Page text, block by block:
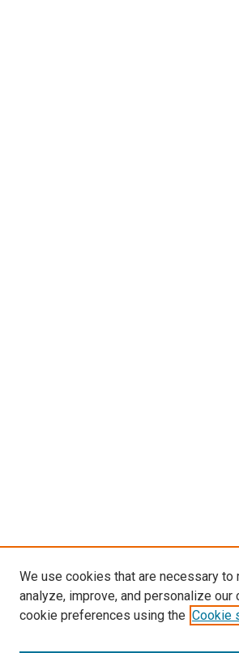
We use cookies that are necessary
analyze, improve, and personalize our
cookie preferences using the Cookie